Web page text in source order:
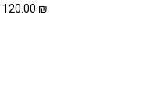
120.00 ₪